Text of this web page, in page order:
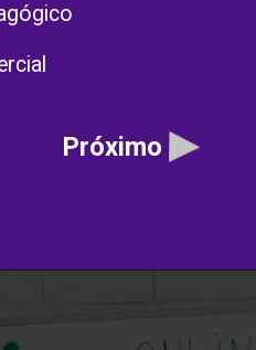
Próximo